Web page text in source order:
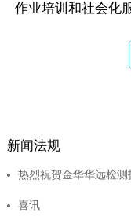
作业培训和社会化
新闻法规
热烈祝贺金华华远检
喜讯